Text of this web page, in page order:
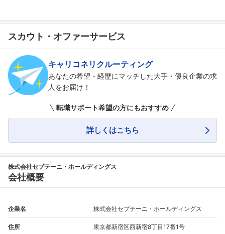
スカウト・オファーサービス
キャリコネリクルーティング
あなたの希望・経歴にマッチした大手・優良企業の求
人をお届け！
転職サポート希望の方にもおすすめ
詳しくはこちら
株式会社セプテーニ・ホールディングス
会社概要
企業名 株式会社セプテーニ・ホールディングス
住所 東京都新宿区西新宿8丁目17番1号